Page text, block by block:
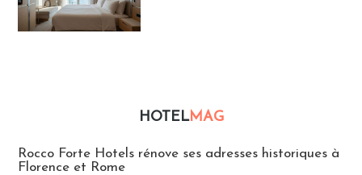
HOTELMAG
Rocco Forte Hotels rénove ses adresses historiques à
Florence et Rome